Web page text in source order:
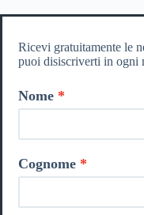
Ricevi gratuitamente le
puoi disiscriverti in ogni
Nome
Cognome